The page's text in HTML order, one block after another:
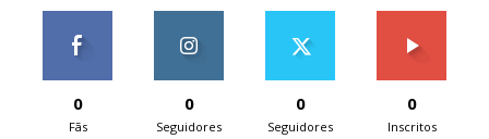
0
Fãs
0
Seguidores
0
Seguidores
0
Inscritos